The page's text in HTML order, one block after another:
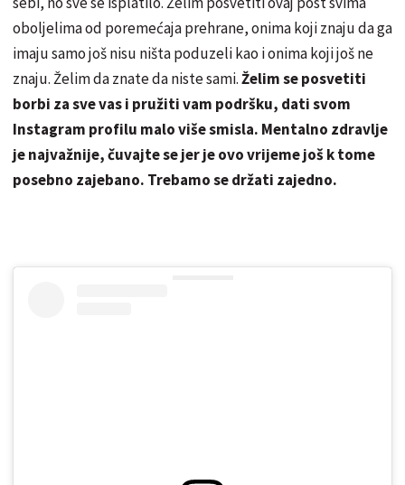
oboljelima od poremećaja prehrane, onima koji znaju da ga
imaju samo još nisu ništa poduzeli kao i onima koji još ne
znaju. Želim da znate da niste sami.Želim se posvetiti
borbi za sve vas i pružiti vam podršku, dati svom
Instagram profilu malo više smisla. Mentalno zdravlje
je najvažnije, čuvajte se jer je ovo vrijeme još k tome
posebno zajebano. Trebamo se držati zajedno.